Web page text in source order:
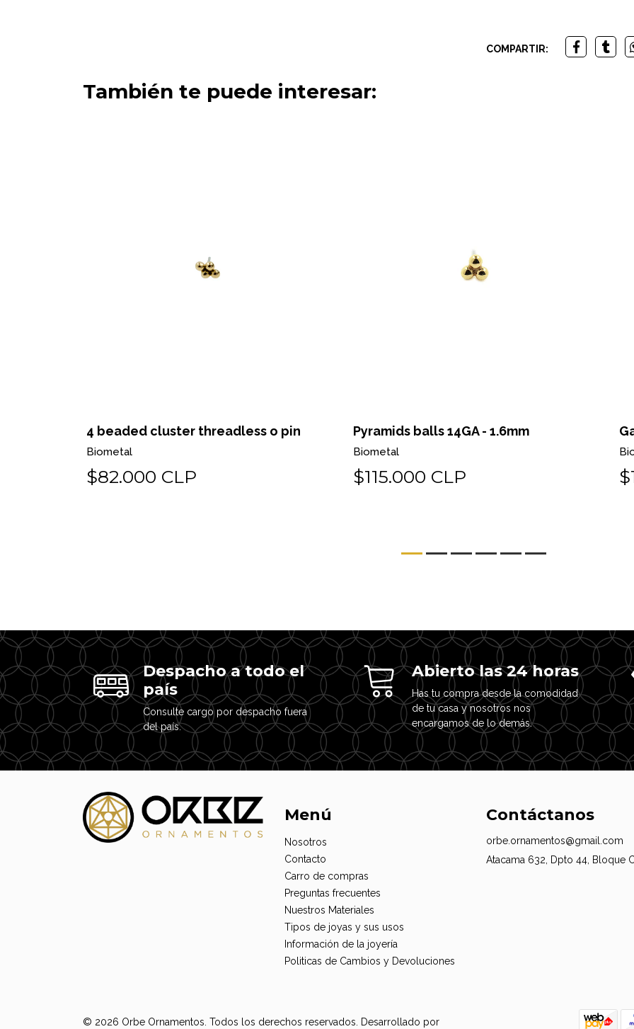
COMPARTIR:
También te puede interesar:
Pyramids balls 14GA - 1.6mm
Biometal
$115.000 CLP
Gancho threadless o pin
Biometal
$122.000 CLP
Despacho a todo el
país
Consulte cargo por despacho fuera
del país.
Abierto las 24 horas
Has tu compra desde la comodidad
de tu casa y nosotros nos
encargamos de lo demás.
Menú
Nosotros
Contacto
Carro de compras
Preguntas frecuentes
Nuestros Materiales
Tipos de joyas y sus usos
Información de la joyería
Politicas de Cambios y Devoluciones
Contáctanos
orbe.ornamentos@gmail.com
Atacama 632, Dpto 44, Bloque
© 2026 Orbe Ornamentos. Todos los derechos reservados. Desarrollado por